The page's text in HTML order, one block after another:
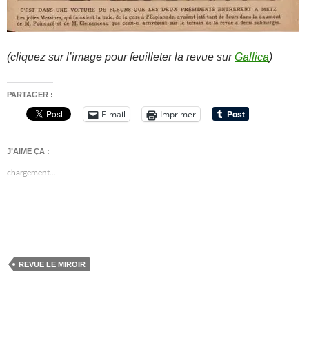
(cliquez sur l’image pour feuilleter la revue surGallica)
PARTAGER :
E-mail Imprimer
J’AIME ÇA :
chargement…
REVUE LE MIROIR